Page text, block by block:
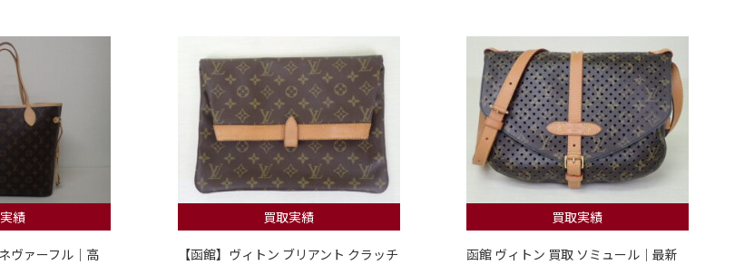
績
ヴァーフル｜高
買取実績
【函館】ヴィトン ブリアント クラッチ
買取実績
函館 ヴィトン 買取 ソミュール｜最新